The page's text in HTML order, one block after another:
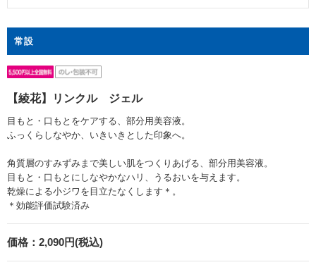
常設
【綾花】リンクル ジェル
目もと・口もとをケアする、部分用美容液。
ふっくらしなやか、いきいきとした印象へ。
角質層のすみずみまで美しい肌をつくりあげる、部分用美容液。
目もと・口もとにしなやかなハリ、うるおいを与えます。
乾燥による小ジワを目立たなくします＊。
＊効能評価試験済み
価格： 2,090円(税込)